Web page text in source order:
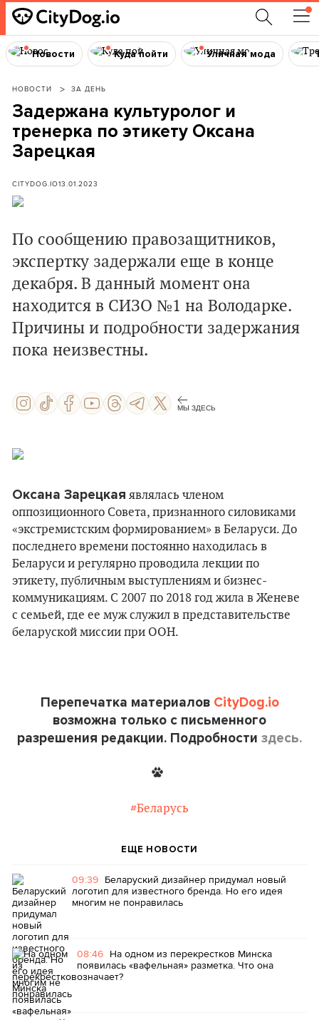
Новости Куда пойти Уличная мода
НОВОСТИ ЗА ДЕНЬ
Задержана культуролог и
тренерка по этикету Оксана
Зарецкая
CITYDOG.IO13.01.2023
По сообщению правозащитников,
экспертку задержали еще в конце
декабря. В данный момент она
находится в СИЗО №1 на Володарке.
Причины и подробности задержания
пока неизвестны.
МЫ ЗДЕСЬ
Оксана Зарецкая являлась членом
оппозиционного Совета, признанного силовиками
«экстремистским формированием» в Беларуси. До
последнего времени постоянно находилась в
Беларуси и регулярно проводила лекции по
этикету, публичным выступлениям и бизнес-
коммуникациям. С 2007 по 2018 год жила в Женеве
с семьей, где ее муж служил в представительстве
беларуской миссии при ООН.
Перепечатка материалов CityDog.io
возможна только с письменного
разрешения редакции. Подробности здесь.
#Беларусь
ЕЩЕ НОВОСТИ
09:39 Беларуский дизайнер придумал новый
логотип для известного бренда. Но его идея
многим не понравилась
08:46 На одном из перекрестков Минска
появилась «вафельная» разметка. Что она
означает?